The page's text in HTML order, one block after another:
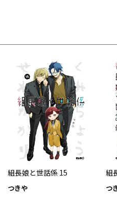
組長娘と世話係 15
つきや
組
つ